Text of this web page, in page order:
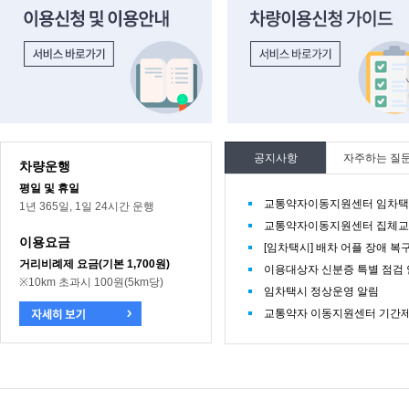
차량운행
평일 및 휴일
1년 365일, 1일 24시간 운행
이용요금
거리비례제 요금(기본 1,700원)
※10km 초과시 100원(5km당)
공지사항
교통약자이동지원센터 임차
교통약자이동지원센터 집체
[임차택시] 배차 어플 장애 복
이용대상자 신분증 특별 점검
임차택시 정상운영 알림
교통약자 이동지원센터 기간
자주하는 질